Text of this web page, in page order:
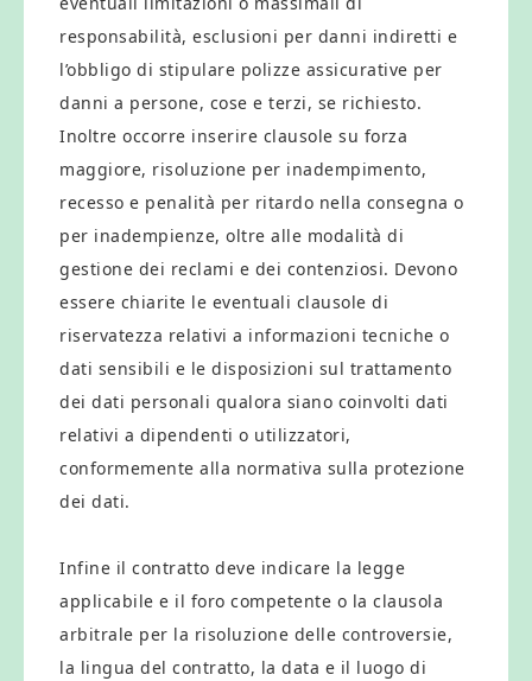
responsabilità, esclusioni per danni indiretti e
l’obbligo di stipulare polizze assicurative per
danni a persone, cose e terzi, se richiesto.
Inoltre occorre inserire clausole su forza
maggiore, risoluzione per inadempimento,
recesso e penalità per ritardo nella consegna o
per inadempienze, oltre alle modalità di
gestione dei reclami e dei contenziosi. Devono
essere chiarite le eventuali clausole di
riservatezza relativi a informazioni tecniche o
dati sensibili e le disposizioni sul trattamento
dei dati personali qualora siano coinvolti dati
relativi a dipendenti o utilizzatori,
conformemente alla normativa sulla protezione
dei dati.
Infine il contratto deve indicare la legge
applicabile e il foro competente o la clausola
arbitrale per la risoluzione delle controversie,
la lingua del contratto, la data e il luogo di